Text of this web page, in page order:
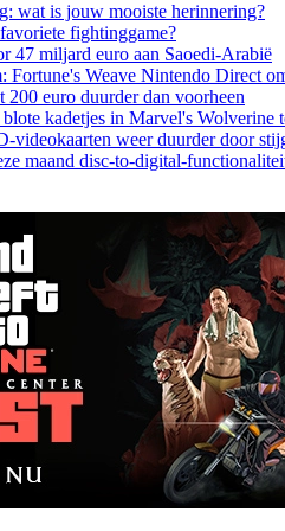
wat is jouw mooiste herinnering?
fightinggame?
47 miljard euro aan Saoedi-Arabië
Fortune's Weave Nintendo Direct
euro duurder dan voorheen
kadetjes in Marvel's Wolverine
weer duurder door
maand disc-to-digital-